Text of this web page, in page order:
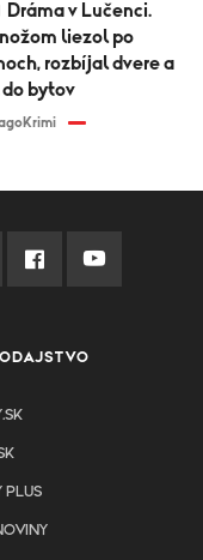
nožom liezol po
rozbíjal dvere a
bytov
Krimi
PLUS